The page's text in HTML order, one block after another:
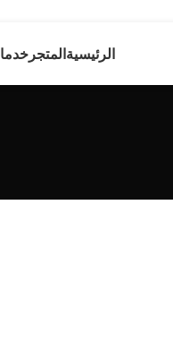
الرئيسية المتجر